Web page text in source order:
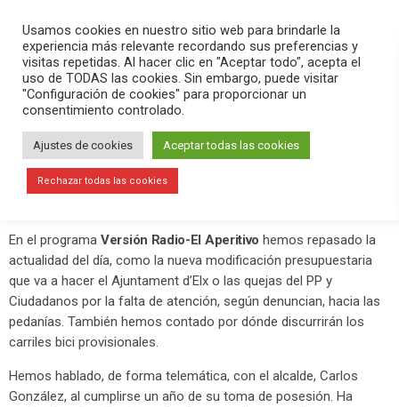
search menu pause PLAY
junio 16, 2020
Trabajan para que pueda haber algo
de Nit de l’Albà, pero sin
aglomeraciones para evitar
contagios
En el programa Versión Radio-El Aperitivo hemos repasado la
actualidad del día, como la nueva modificación presupuestaria
que va a hacer el Ajuntament d’Elx o las quejas del PP y
Ciudadanos por la falta de atención, según denuncian, hacia las
pedanías. También hemos contado por dónde discurrirán los
carriles bici provisionales.
Hemos hablado, de forma telemática, con el alcalde, Carlos
González, al cumplirse un año de su toma de posesión. Ha
Usamos cookies en nuestro sitio web para brindarle la
experiencia más relevante recordando sus preferencias y
visitas repetidas. Al hacer clic en "Aceptar todo", acepta el
uso de TODAS las cookies. Sin embargo, puede visitar
"Configuración de cookies" para proporcionar un
consentimiento controlado.
Ajustes de cookies Aceptar todas las cookies
Rechazar todas las cookies